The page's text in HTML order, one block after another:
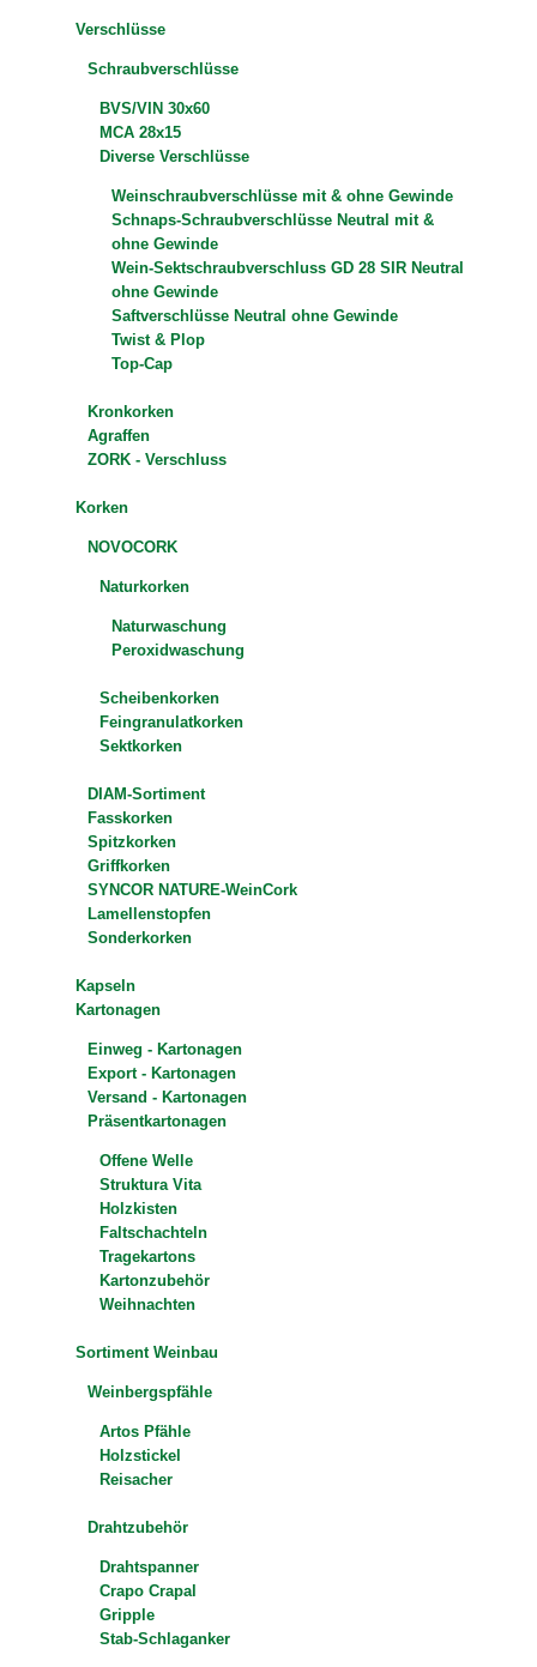
Verschlüsse
Schraubverschlüsse
BVS/VIN 30x60
MCA 28x15
Diverse Verschlüsse
Weinschraubverschlüsse mit & ohne Gewinde
Schnaps-Schraubverschlüsse Neutral mit &
ohne Gewinde
Wein-Sektschraubverschluss GD 28 SIR Neutral
ohne Gewinde
Saftverschlüsse Neutral ohne Gewinde
Twist & Plop
Top-Cap
Kronkorken
Agraffen
ZORK - Verschluss
Korken
NOVOCORK
Naturkorken
Naturwaschung
Peroxidwaschung
Scheibenkorken
Feingranulatkorken
Sektkorken
DIAM-Sortiment
Fasskorken
Spitzkorken
Griffkorken
SYNCOR NATURE-WeinCork
Lamellenstopfen
Sonderkorken
Kapseln
Kartonagen
Einweg - Kartonagen
Export - Kartonagen
Versand - Kartonagen
Präsentkartonagen
Offene Welle
Struktura Vita
Holzkisten
Faltschachteln
Tragekartons
Kartonzubehör
Weihnachten
Sortiment Weinbau
Weinbergspfähle
Artos Pfähle
Holzstickel
Reisacher
Drahtzubehör
Drahtspanner
Crapo Crapal
Gripple
Stab-Schlaganker